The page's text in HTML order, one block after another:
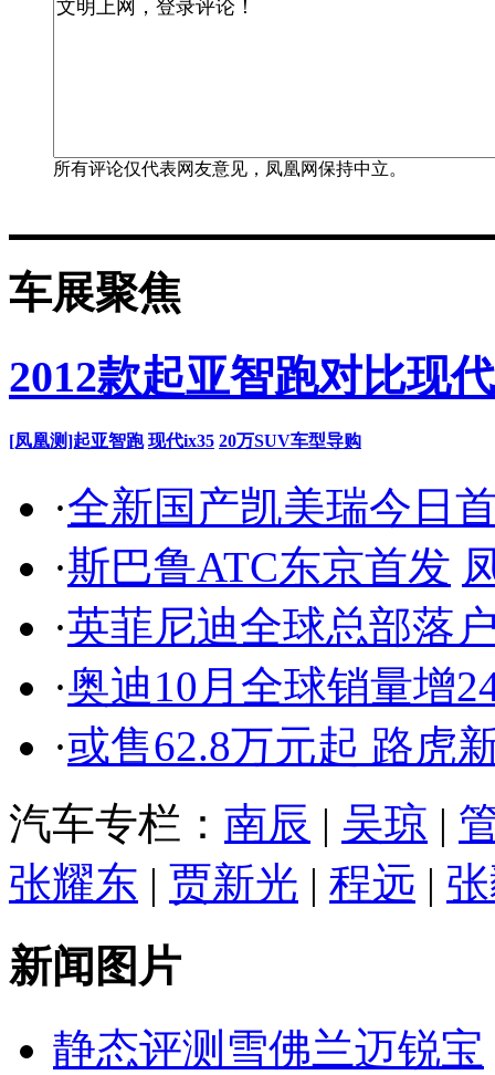
所有评论仅代表网友意见，凤凰网保持中立。
车展聚焦
2012款起亚智跑对比现
[凤凰测]起亚智跑 现代ix35 20万SUV车型导购
·全新国产凯美瑞今日
·斯巴鲁ATC东京首发
·英菲尼迪全球总部落
·奥迪10月全球销量增
·或售62.8万元起 路虎
汽车专栏： 南辰 | 吴琼 |
张耀东 | 贾新光 | 程远 |
新闻图片
静态评测雪佛兰迈锐宝